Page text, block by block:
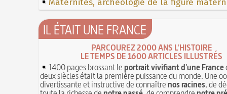
Maternités, archéologie de la figure
IL ÉTAIT UNE FRANCE
PARCOUREZ 2000 ANS L'HISTOIRE
LE TEMPS DE 1600 ARTICLES ILLUSTRÉS
1400 pages brossant leportrait vivifiant d'une France
deux siècles était la première puissance du monde. Une
divertissante et instructive de connaîtrenos racines, de